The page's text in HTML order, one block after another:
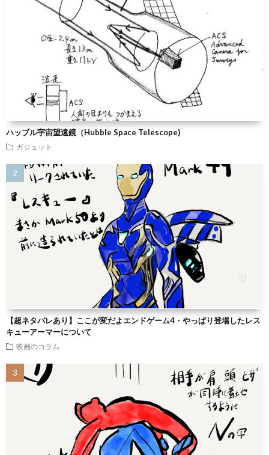
ハッブル宇宙望遠鏡（Hubble Space Telescope)
ガジェット
【超ネタバレあり】ここが変だよエンドゲーム4・やっぱり登場したレス
キューアーマーについて
映画のコラム